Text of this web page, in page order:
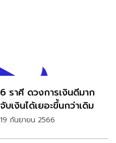
6 ราศี ดวงการเงินดีมาก
จับเงินได้เยอะขึ้นกว่าเดิม
19 กันยายน 2566